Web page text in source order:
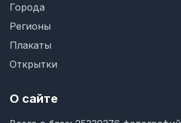
Города
Регионы
Плакаты
Открытки
О сайте